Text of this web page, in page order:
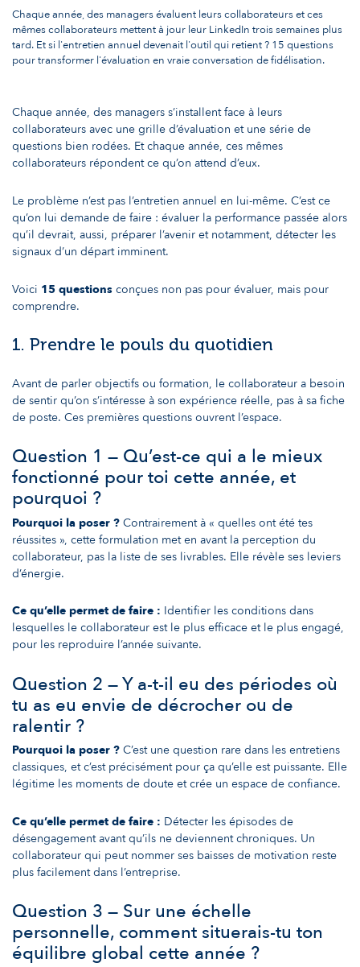
Chaque année, des managers évaluent leurs collaborateurs et ces
mêmes collaborateurs mettent à jour leur LinkedIn trois semaines plus
tard. Et si l'entretien annuel devenait l'outil qui retient ? 15 questions
pour transformer l'évaluation en vraie conversation de fidélisation.
Chaque année, des managers s’installent face à leurs
collaborateurs avec une grille d’évaluation et une série de
questions bien rodées. Et chaque année, ces mêmes
collaborateurs répondent ce qu’on attend d’eux.
Le problème n’est pas l’entretien annuel en lui-même. C’est ce
qu’on lui demande de faire : évaluer la performance passée alors
qu’il devrait, aussi, préparer l’avenir et notamment, détecter les
signaux d’un départ imminent.
Voici 15 questions conçues non pas pour évaluer, mais pour
comprendre.
1. Prendre le pouls du quotidien
Avant de parler objectifs ou formation, le collaborateur a besoin
de sentir qu’on s’intéresse à son expérience réelle, pas à sa fiche
de poste. Ces premières questions ouvrent l’espace.
Question 1 — Qu’est-ce qui a le mieux
fonctionné pour toi cette année, et
pourquoi ?
Pourquoi la poser ? Contrairement à « quelles ont été tes
réussites », cette formulation met en avant la perception du
collaborateur, pas la liste de ses livrables. Elle révèle ses leviers
d’énergie.
Ce qu’elle permet de faire : Identifier les conditions dans
lesquelles le collaborateur est le plus efficace et le plus engagé,
pour les reproduire l’année suivante.
Question 2 — Y a-t-il eu des périodes où
tu as eu envie de décrocher ou de
ralentir ?
Pourquoi la poser ? C’est une question rare dans les entretiens
classiques, et c’est précisément pour ça qu’elle est puissante. Elle
légitime les moments de doute et crée un espace de confiance.
Ce qu’elle permet de faire : Détecter les épisodes de
désengagement avant qu’ils ne deviennent chroniques. Un
collaborateur qui peut nommer ses baisses de motivation reste
plus facilement dans l’entreprise.
Question 3 — Sur une échelle
personnelle, comment situerais-tu ton
équilibre global cette année ?